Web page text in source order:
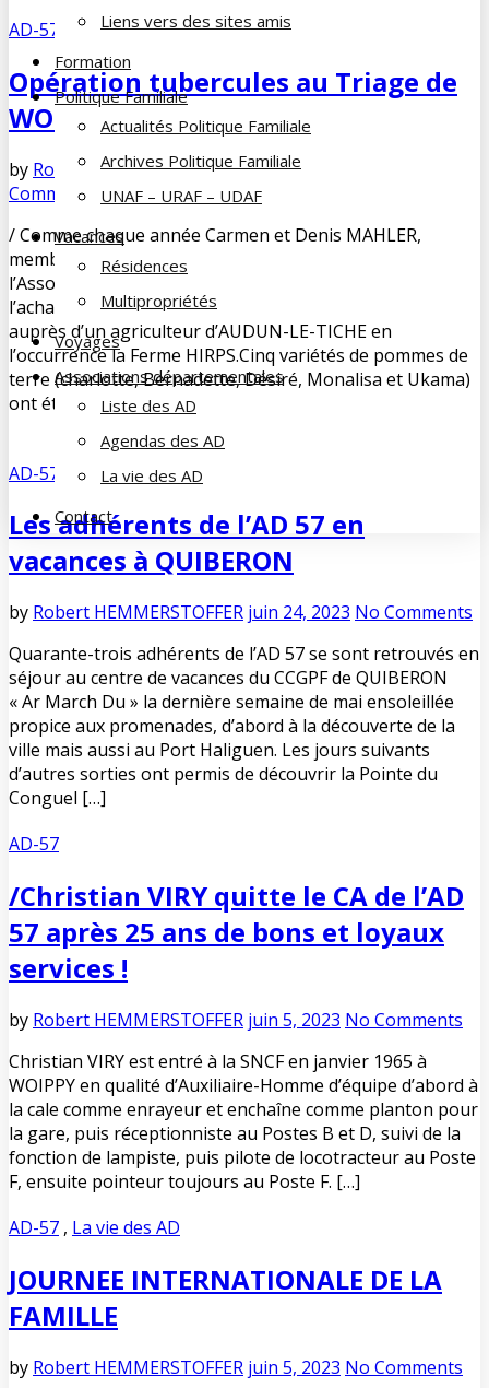
Liens vers des sites amis
Formation
Politique Familiale
Actualités Politique Familiale
Archives Politique Familiale
UNAF – URAF – UDAF
Vacances
Résidences
Multipropriétés
Voyages
Associations départementales
Liste des AD
Agendas des AD
La vie des AD
Contact
AD-57
La vie des AD
Opération tubercules au Triage de
WOIPPY
by Robert HEMMERSTOFFERdécembre 14, 2023
Comments
/ Comme chaque année Carmen et Denis MAHLER,
membres du GAF/ Groupement d’Achat Familial de
l’Association Départementale de la Moselle ont procédé à
l’achat de pommes de terre, d’oignons et d’échalotes
auprès d’un agriculteur d’AUDUN-LE-TICHE en
l’occurrence la Ferme HIRPS.Cinq variétés de pommes de
terre (charlotte, Bernadette, Désiré, Monalisa et Ukama)
ont été mises à […]
AD-57
Les adhérents de l’AD 57 en
vacances à QUIBERON
by Robert HEMMERSTOFFER juin 24, 2023 No Comments
Quarante-trois adhérents de l’AD 57 se sont retrouvés en
séjour au centre de vacances du CCGPF de QUIBERON
« Ar March Du » la dernière semaine de mai ensoleillée
propice aux promenades, d’abord à la découverte de la
ville mais aussi au Port Haliguen. Les jours suivants
d’autres sorties ont permis de découvrir la Pointe du
Conguel […]
AD-57
/Christian VIRY quitte le CA de l’AD
57 après 25 ans de bons et loyaux
services !
by Robert HEMMERSTOFFER juin 5, 2023 No Comments
Christian VIRY est entré à la SNCF en janvier 1965 à
WOIPPY en qualité d’Auxiliaire-Homme d’équipe d’abord à
la cale comme enrayeur et enchaîne comme planton pour
la gare, puis réceptionniste au Postes B et D, suivi de la
fonction de lampiste, puis pilote de locotracteur au Poste
F, ensuite pointeur toujours au Poste F. […]
AD-57 , La vie des AD
JOURNEE INTERNATIONALE DE LA
FAMILLE
by Robert HEMMERSTOFFER juin 5, 2023 No Comments